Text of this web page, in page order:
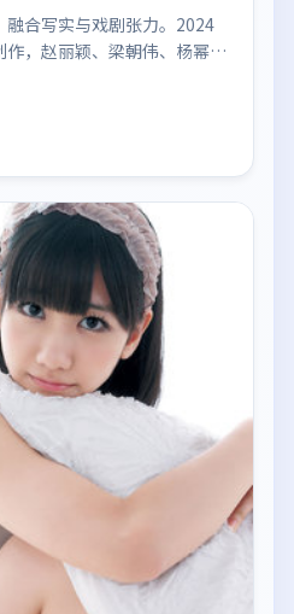
合写实与戏剧张力。2024
，赵丽颖、梁朝伟、杨幂、
，影像风格统一，配乐与剪